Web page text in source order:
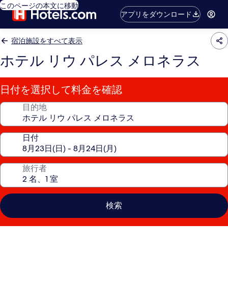
このページの本文に移動
アプリをダウンロード
宿泊施設をすべて表示
ホテル リウ パレス メロネラス
日付を選択して料金を確認
目的地
日付
旅行者
検索